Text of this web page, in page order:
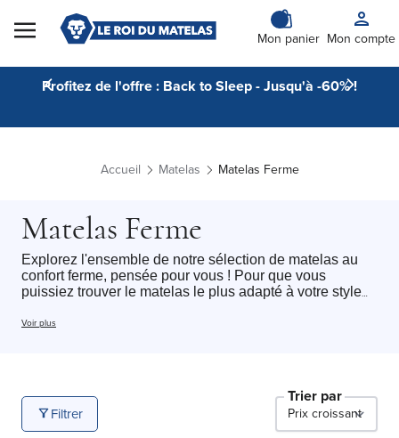
Skip to Content
Mon panier Mon compte
Profitez de l'offre : Back to Sleep - Jusqu'à -60% !
Accueil Matelas Matelas Ferme
Matelas Ferme
Explorez l'ensemble de notre sélection de matelas au
confort ferme, pensée pour vous ! Pour que vous
puissiez trouver le matelas le plus adapté à votre style
matelas au confort ferme avec tous type de dimension
Nous sélectionnons des modèles alliant confort,
durabilité et technologie afin de répondre aux attentes
des dormeurs les plus exigeants. Grâce à une offre
Voir plus
Filtrer
Trier par